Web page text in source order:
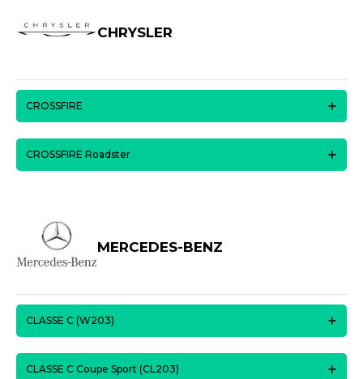
CHRYSLER
CROSSFIRE
CROSSFIRE Roadster
MERCEDES-BENZ
CLASSE C (W203)
CLASSE C Coupe Sport (CL203)